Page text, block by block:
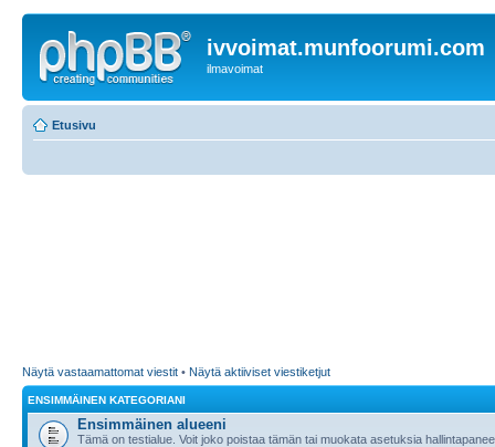
ivvoimat.munfoorumi.com
ilmavoimat
Etusivu
Näytä vastaamattomat viestit • Näytä aktiiviset viestiketjut
ENSIMMÄINEN KATEGORIANI
Ensimmäinen alueeni
Tämä on testialue. Voit joko poistaa tämän tai muokata asetuksia